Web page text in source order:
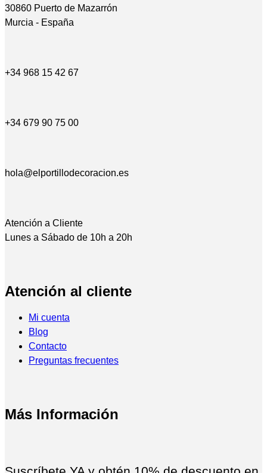
30860 Puerto de Mazarrón
Murcia - España
+34 968 15 42 67
+34 679 90 75 00
hola@elportillodecoracion.es
Atención a Cliente
Lunes a Sábado de 10h a 20h
Atención al cliente
Mi cuenta
Blog
Contacto
Preguntas frecuentes
Más Información